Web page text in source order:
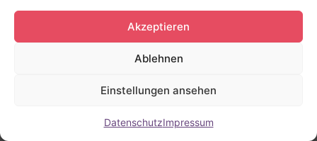
Akzeptieren
Ablehnen
Einstellungen ansehen
DatenschutzImpressum